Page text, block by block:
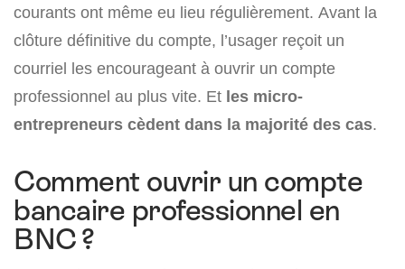
courants ont même eu lieu régulièrement. Avant la
clôture définitive du compte, l’usager reçoit un
courriel les encourageant à ouvrir un compte
professionnel au plus vite. Et les micro-
entrepreneurs cèdent dans la majorité des cas.
Comment ouvrir un compte
bancaire professionnel en
BNC ?